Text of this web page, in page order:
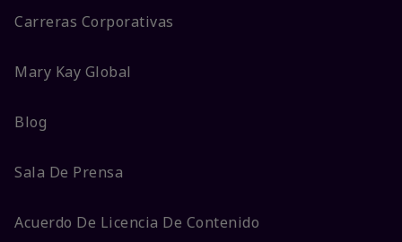
Carreras Corporativas
Mary Kay Global
Blog
Sala De Prensa
Acuerdo De Licencia De Contenido